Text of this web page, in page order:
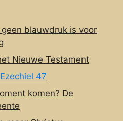
blauwdruk is voor
Nieuwe Testament
Ezechiel 47
komen? De